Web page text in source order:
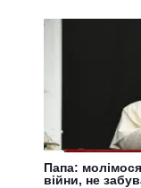
Папа:
війни, не